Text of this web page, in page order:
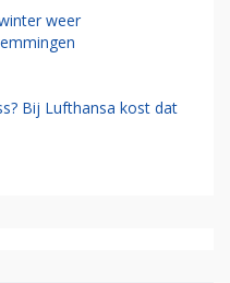
weer
Bij Lufthansa kost dat